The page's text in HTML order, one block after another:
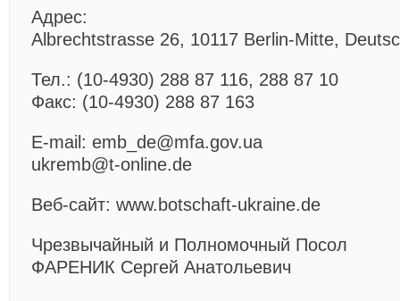
Адрес:
Albrechtstrasse 26, 10117 Berlin-Mitte,
Тел.: (10-4930) 288 87 116, 288 87 10
Факс: (10-4930) 288 87 163
E-mail: emb_de@mfa.gov.ua
ukremb@t-online.de
Веб-сайт: www.botschaft-ukraine.de
Чрезвычайный и Полномочный Посол
ФАРЕНИК Сергей Анатольевич